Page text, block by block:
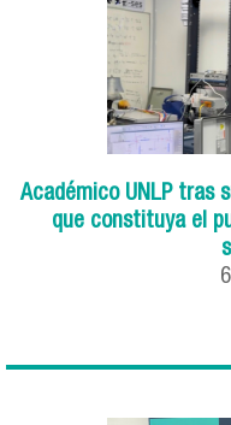
Académico UNLP tras
que constituya el
6